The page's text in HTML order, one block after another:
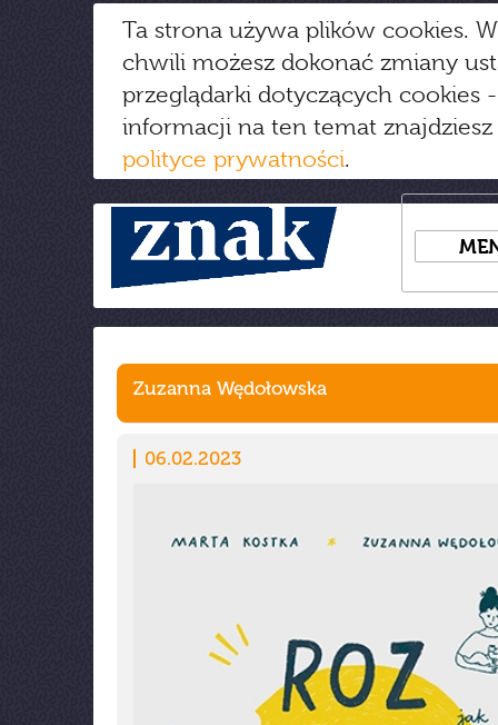
Ta strona używa plików cookies.
chwili możesz dokonać zmiany
przeglądarki dotyczących cookies
informacji na ten temat
polityce prywatności.
Zuzanna Wędołowska
06.02.2023